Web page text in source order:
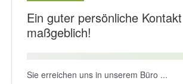
Ein guter persönliche
maßgeblich!
Sie erreichen uns in unserem Büro ...